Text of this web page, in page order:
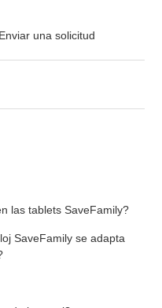
Enviar una solicitud
las tablets SaveFamily?
SaveFamily se adapta